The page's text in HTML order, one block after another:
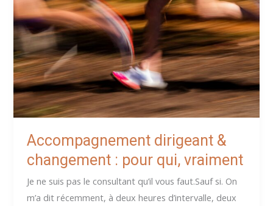
la
télé
au
conseil
Accompagnement dirigeant &
changement : pour qui, vraiment
Je ne suis pas le consultant qu’il vous faut.Sauf si. On
m’a dit récemment, à deux heures d’intervalle, deux